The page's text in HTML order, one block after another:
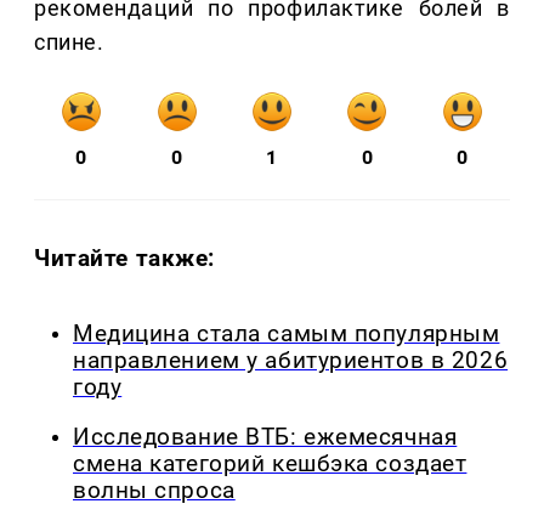
рекомендаций по профилактике болей в
спине.
0 0 1 0 0
Читайте также:
Медицина стала самым популярным
направлением у абитуриентов в 2026
году
Исследование ВТБ: ежемесячная
смена категорий кешбэка создает
волны спроса